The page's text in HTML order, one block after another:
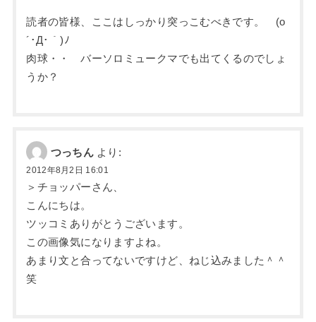
読者の皆様、ここはしっかり突っこむべきです。 (o
´･Д･｀)ﾉ
肉球・・ バーソロミュークマでも出てくるのでしょ
うか？
つっちん より:
2012年8月2日 16:01
＞チョッパーさん、
こんにちは。
ツッコミありがとうございます。
この画像気になりますよね。
あまり文と合ってないですけど、ねじ込みました＾＾
笑